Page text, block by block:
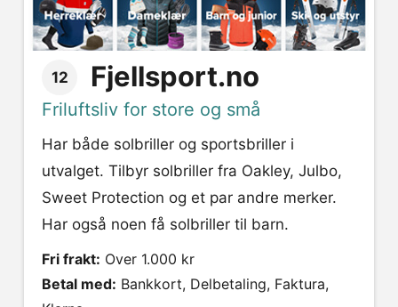
12 Fjellsport.no
Friluftsliv for store og små
Har både solbriller og sportsbriller i
utvalget. Tilbyr solbriller fra Oakley, Julbo,
Sweet Protection og et par andre merker.
Har også noen få solbriller til barn.
Fri frakt: Over 1.000 kr
Betal med: